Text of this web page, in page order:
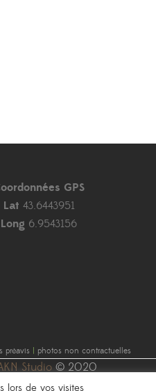
GPS
Lat 43.6443951
Long 6.9543156
préavis | photos non contractuelles
Studio© 2020
lors de vos visites